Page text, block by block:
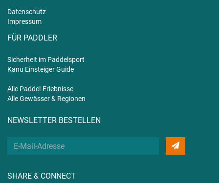
Datenschutz
Impressum
FÜR PADDLER
Sicherheit im Paddelsport
Kanu Einsteiger Guide
Alle Paddel-Erlebnisse
Alle Gewässer & Regionen
NEWSLETTER BESTELLEN
Deine
SHARE & CONNECT